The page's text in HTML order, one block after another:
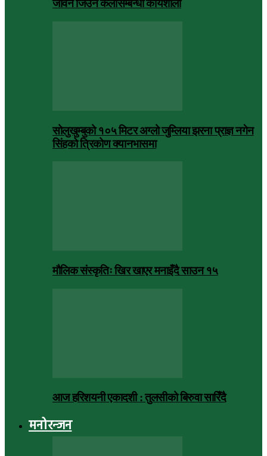
जीवन जिउने कलासम्बन्धी कार्यशाला
सोलुखुम्बुको १०५ मिटर अग्लो जुम्लिया झरना प्राज्ञ नगेन
सिंहको त्रिकोण क्यानभासमा
मौलिक संस्कृतिः खिर खाएर मनाइँदै साउन १५
आज हरिशयनी एकादशी : तुलसीको बिरुवा सारिँदै
मनोरन्जन